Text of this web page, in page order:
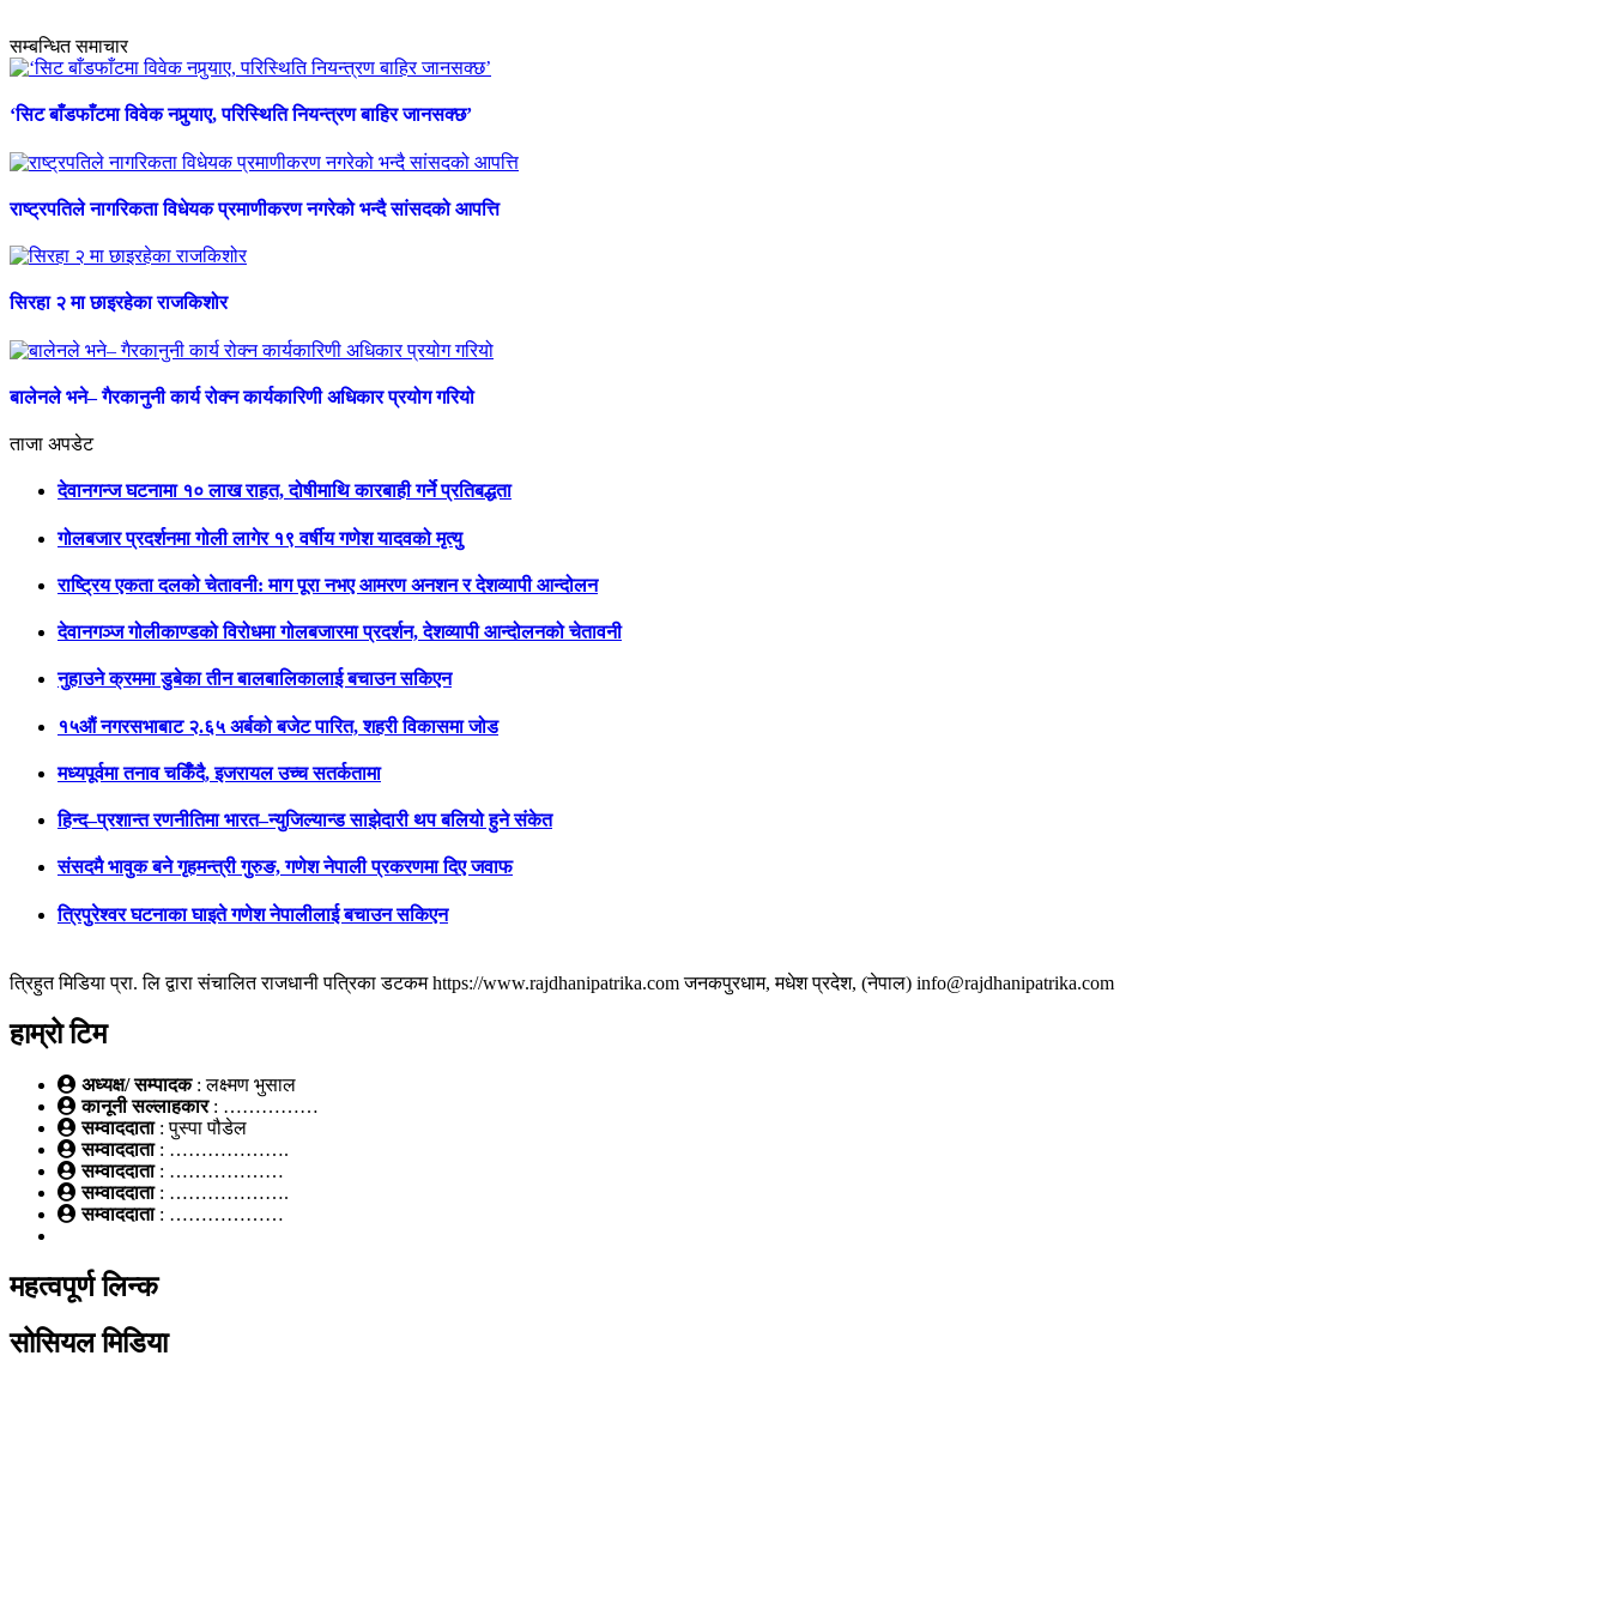
सम्बन्धित समाचार
‘सिट बाँडफाँटमा विवेक नपुर्‍याए, परिस्थिति नियन्त्रण बाहिर जानसक्छ’
राष्ट्रपतिले नागरिकता विधेयक प्रमाणीकरण नगरेको भन्दै सांसदको आपत्ति
सिरहा २ मा छाइरहेका राजकिशोर
बालेनले भने– गैरकानुनी कार्य रोक्न कार्यकारिणी अधिकार प्रयोग गरियो
ताजा अपडेट
देवानगन्ज घटनामा १० लाख राहत, दोषीमाथि कारबाही गर्ने प्रतिबद्धता
गोलबजार प्रदर्शनमा गोली लागेर १९ वर्षीय गणेश यादवको मृत्यु
राष्ट्रिय एकता दलको चेतावनी: माग पूरा नभए आमरण अनशन र देशव्यापी आन्दोलन
देवानगञ्ज गोलीकाण्डको विरोधमा गोलबजारमा प्रदर्शन, देशव्यापी आन्दोलनको चेतावनी
नुहाउने क्रममा डुबेका तीन बालबालिकालाई बचाउन सकिएन
१५औं नगरसभाबाट २.६५ अर्बको बजेट पारित, शहरी विकासमा जोड
मध्यपूर्वमा तनाव चर्किँदै, इजरायल उच्च सतर्कतामा
हिन्द–प्रशान्त रणनीतिमा भारत–न्युजिल्यान्ड साझेदारी थप बलियो हुने संकेत
संसदमै भावुक बने गृहमन्त्री गुरुङ, गणेश नेपाली प्रकरणमा दिए जवाफ
त्रिपुरेश्वर घटनाका घाइते गणेश नेपालीलाई बचाउन सकिएन
त्रिहुत मिडिया प्रा. लि द्वारा संचालित राजधानी पत्रिका डटकम https://www.rajdhanipatrika.com जनकपुरधाम, मधेश प्रदेश, (नेपाल) info@rajdhanipatrika.com
हाम्रो टिम
अध्यक्ष/ सम्पादक: लक्ष्मण भुसाल
कानूनी सल्लाहकार : ……………
सम्वाददाता: पुस्पा पौडेल
सम्वाददाता : ……………….
सम्वाददाता: ………………
सम्वाददाता: ……………….
सम्वाददाता: ………………
महत्वपूर्ण लिन्क
सोसियल मिडिया